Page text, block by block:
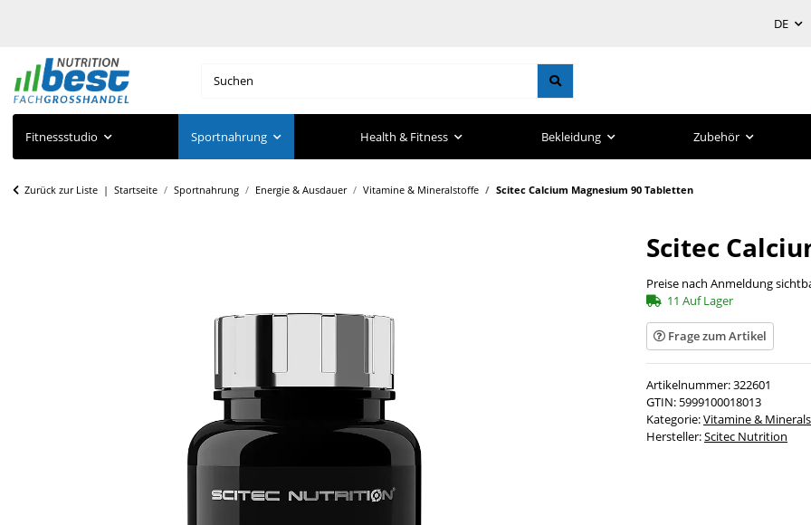
DE
Fitnessstudio Sportnahrung Health & Fitness Bekleidung Zubehör
Zurück zur Liste Startseite Sportnahrung Energie & Ausdauer Vitamine & Mineralstoffe Scitec Calcium Magnesium 90 Tabletten
Scitec
Preise nach Anmeldung
11 Auf Lager
Frage zum Artikel
Artikelnummer:322601
GTIN: 5999100018013
Kategorie:Vitamine &
Hersteller:Scitec Nutrition